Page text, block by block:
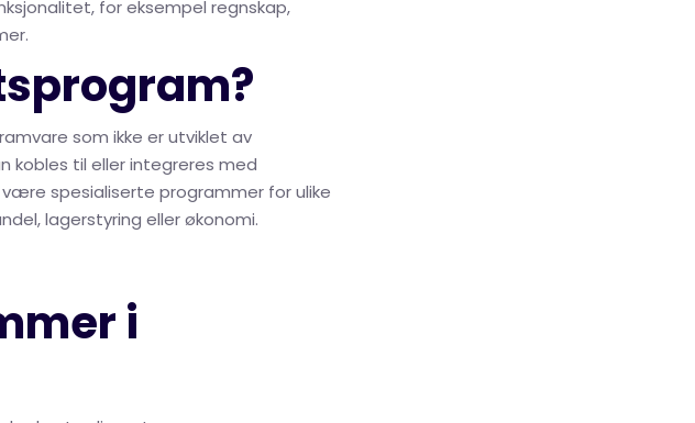
for eksempel regnskap,
som ikke er utviklet av
kobles til eller integreres med
spesialiserte programmer for ulike
lagerstyring eller økonomi.
i